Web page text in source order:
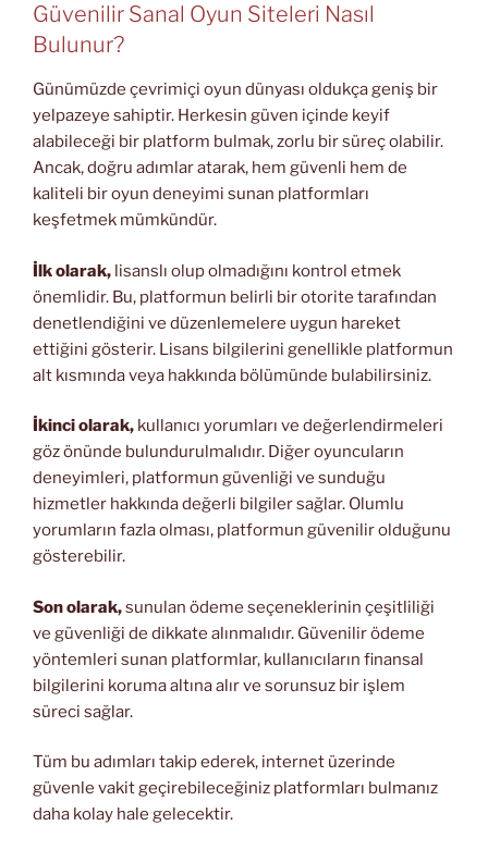
Güvenilir Sanal Oyun Siteleri Nasıl
Bulunur?
Günümüzde çevrimiçi oyun dünyası oldukça geniş bir
yelpazeye sahiptir. Herkesin güven içinde keyif
alabileceği bir platform bulmak, zorlu bir süreç olabilir.
Ancak, doğru adımlar atarak, hem güvenli hem de
kaliteli bir oyun deneyimi sunan platformları
keşfetmek mümkündür.
İlk olarak, lisanslı olup olmadığını kontrol etmek
önemlidir. Bu, platformun belirli bir otorite tarafından
denetlendiğini ve düzenlemelere uygun hareket
ettiğini gösterir. Lisans bilgilerini genellikle platformun
alt kısmında veya hakkında bölümünde bulabilirsiniz.
İkinci olarak, kullanıcı yorumları ve değerlendirmeleri
göz önünde bulundurulmalıdır. Diğer oyuncuların
deneyimleri, platformun güvenliği ve sunduğu
hizmetler hakkında değerli bilgiler sağlar. Olumlu
yorumların fazla olması, platformun güvenilir olduğunu
gösterebilir.
Son olarak,sunulan ödeme seçeneklerinin çeşitliliği
ve güvenliği de dikkate alınmalıdır. Güvenilir ödeme
yöntemleri sunan platformlar, kullanıcıların finansal
bilgilerini koruma altına alır ve sorunsuz bir işlem
süreci sağlar.
Tüm bu adımları takip ederek, internet üzerinde
güvenle vakit geçirebileceğiniz platformları bulmanız
daha kolay hale gelecektir.